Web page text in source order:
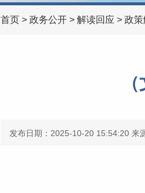
首页 > 政务公开 > 解读回应 > 政
发布日期：2025-10-20 15:54:20 来